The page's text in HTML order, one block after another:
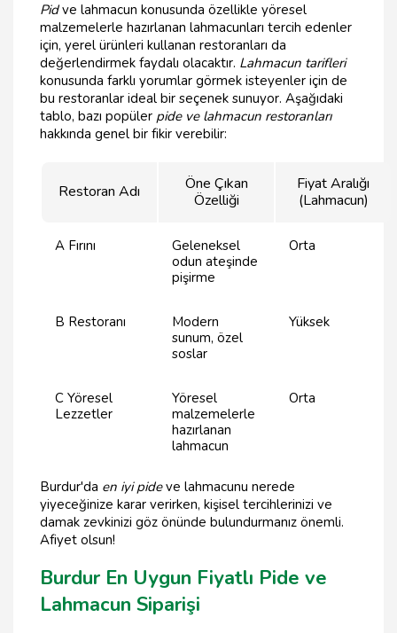
Pidve lahmacun konusunda özellikle yöresel
malzemelerle hazırlanan lahmacunları tercih edenler
için, yerel ürünleri kullanan restoranları da
değerlendirmek faydalı olacaktır. Lahmacun tarifleri
konusunda farklı yorumlar görmek isteyenler için de
bu restoranlar ideal bir seçenek sunuyor. Aşağıdaki
tablo, bazı popüler pide ve lahmacun restoranları
hakkında genel bir fikir verebilir:
Restoran Adı
Öne Çıkan
Özelliği
Fiyat Aralığı
(Lahmacun)
A Fırını
Geleneksel
odun ateşinde
pişirme
Orta
B Restoranı
Modern
sunum, özel
soslar
Yüksek
C Yöresel
Lezzetler
Yöresel
malzemelerle
hazırlanan
lahmacun
Orta
Burdur'da en iyi pideve lahmacunu nerede
yiyeceğinize karar verirken, kişisel tercihlerinizi ve
damak zevkinizi göz önünde bulundurmanız önemli.
Afiyet olsun!
Burdur En Uygun Fiyatlı Pide ve
Lahmacun Siparişi